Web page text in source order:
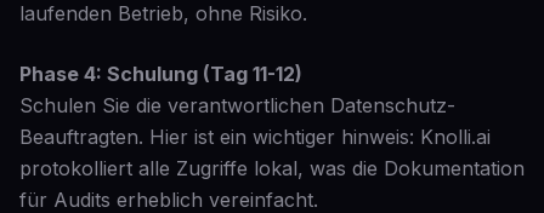
laufenden Betrieb, ohne Risiko.
Phase 4: Schulung (Tag 11-12)
Schulen Sie die verantwortlichen Datenschutz-
Beauftragten. Hier ist ein wichtiger hinweis: Knolli.ai
protokolliert alle Zugriffe lokal, was die Dokumentation
für Audits erheblich vereinfacht.